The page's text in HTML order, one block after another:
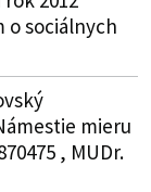
o sociálnych
mieru
, MUDr.